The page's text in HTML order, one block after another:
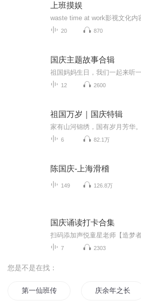
上班摸娱
20 870
国庆主题故事合辑
12 2600
祖国万岁｜国庆特辑
6 82.1万
陈国庆-上海滑稽
149 126.8万
国庆诵读打卡合集
7 2303
您是不是在找：
第一仙班传人 庆余年之长歌行